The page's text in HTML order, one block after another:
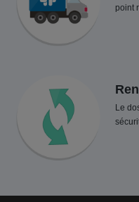
point
Le